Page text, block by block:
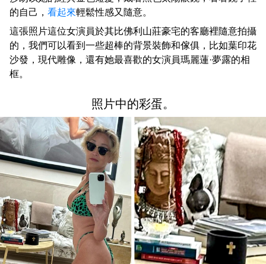
的自己， 看起來輕鬆性感又隨意。
這張照片這位女演員於其比佛利山莊豪宅的客廳裡隨意拍攝
的，我們可以看到一些超棒的背景裝飾和傢俱，比如葉印花
沙發，現代雕像，還有她最喜歡的女演員瑪麗蓮·夢露的相
框。
照片中的彩蛋。